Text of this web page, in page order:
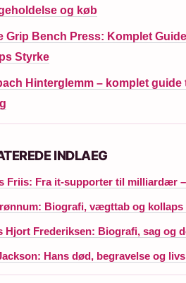
og køb
Grip Bench Press: Komplet Guide
Styrke
Hinterglemm – komplet guide
INDLAEG
Friis: Fra it-supporter til milliardær
Biografi, vægttab og kollaps
Hjort Frederiksen: Biografi, sag og
Hans død, begravelse og